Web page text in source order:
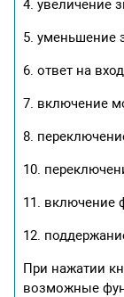
4. увеличение
5. уменьшение
6. ответ на
7. включение
8.
10.
11. включение
12.
При нажатии
возможные